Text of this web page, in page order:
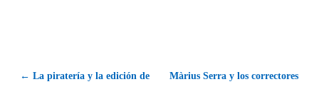
← La piratería y la edición de
Màrius Serra y los correctores